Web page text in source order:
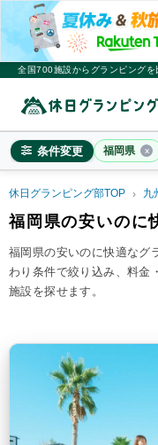
全国700施設からグランピング
条件変更 福岡県
料金目安※4名利用時の1名
~20,000円/人
施設タイプ
ドームテント
バンガロー・キャビン
特徴・アクティビティ
サウナ・テントサウナ
休日グランピング部TOP 九
福岡県の安いのに
福岡県の安いのに快適なグ
わり条件で絞り込み、料金
施設を探せます。